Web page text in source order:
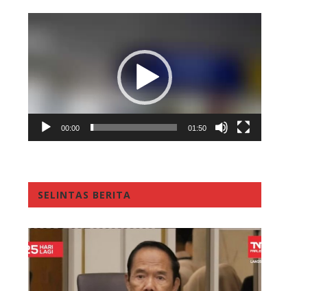
00:00 01:50
SELINTAS BERITA